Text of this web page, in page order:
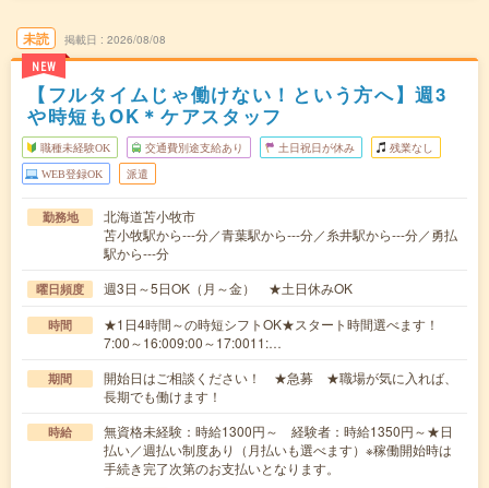
未読
NEW
掲載日 2026/08/08
【フルタイムじゃ働けない！という方へ】週3
や時短もOK＊ケアスタッフ
職種未経験OK 交通費別途支給あり 土日祝日が休み 残業なし
WEB登録OK 派遣
勤務地
北海道苫小牧市
苫小牧駅から---分／青葉駅から---分／糸井駅から---分／勇払
駅から---分
曜日頻度 週3日～5日OK（月～金） ★土日休みOK
時間
★1日4時間～の時短シフトOK★スタート時間選べます！
7:00～16:009:00～17:0011:…
期間
開始日はご相談ください！ ★急募 ★職場が気に入れば、
長期でも働けます！
時給
無資格未経験：時給1300円～ 経験者：時給1350円～★日
払い／週払い制度あり（月払いも選べます）※稼働開始時は
手続き完了次第のお支払いとなります。